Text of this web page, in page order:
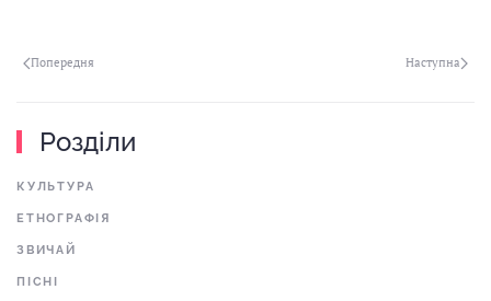
Попередня Наступна
Розділи
КУЛЬТУРА
ЕТНОГРАФІЯ
ЗВИЧАЙ
ПІСНІ